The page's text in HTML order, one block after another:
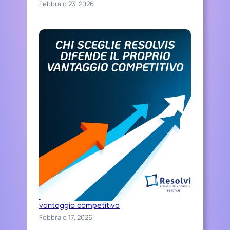
Febbraio 23, 2026
Chi sceglie Resolvis difende il proprio
vantaggio competitivo
Febbraio 17, 2026